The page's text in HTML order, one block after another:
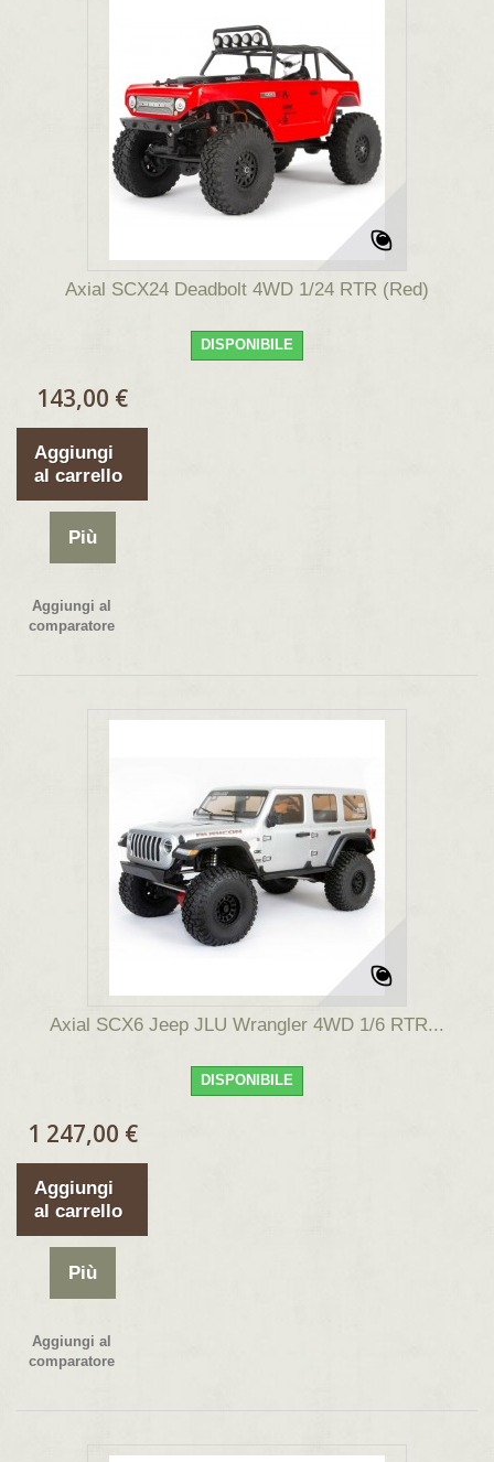
Axial SCX24 Deadbolt 4WD 1/24 RTR (Red)
DISPONIBILE
143,00 €
Aggiungi
al carrello
Più
Aggiungi al
comparatore
Axial SCX6 Jeep JLU Wrangler 4WD 1/6 RTR...
DISPONIBILE
1 247,00 €
Aggiungi
al carrello
Più
Aggiungi al
comparatore